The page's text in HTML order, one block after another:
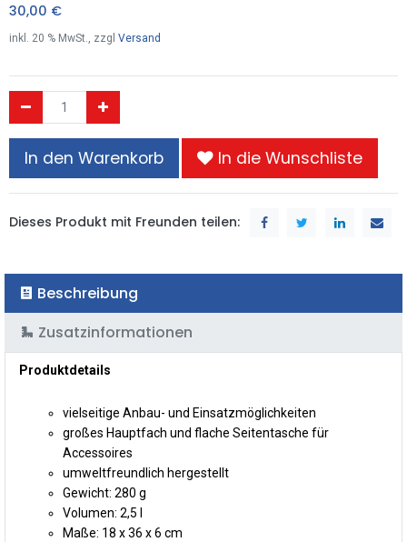
30,00 €
inkl. 20 % MwSt., zzgl Versand
In den Warenkorb In die Wunschliste
Dieses Produkt mit Freunden teilen:
Beschreibung
Zusatzinformationen
Produktdetails
vielseitige Anbau- und Einsatzmöglichkeiten
großes Hauptfach und flache Seitentasche für
Accessoires
umweltfreundlich hergestellt
Gewicht: 280 g
Volumen: 2,5 l
Maße: 18 x 36 x 6 cm